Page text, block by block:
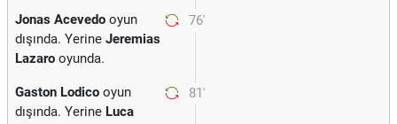
76'
Jonas Acevedo oyun
dışında. Yerine Jeremias
Lazaro oyunda.
81'
Gaston Lodico oyun
dışında. Yerine Luca